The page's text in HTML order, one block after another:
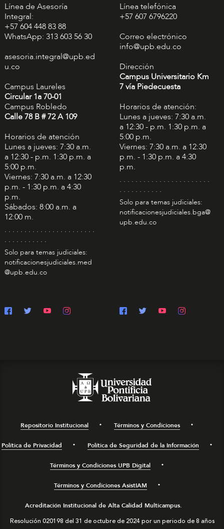
Línea de Asesoría
Integral:
+57 604 448 83 88
WhatsApp: 313 603 56 30
asesoria.integral@upb.ed
u.co
Campus Laureles
Circular 1a 70-01
Campus Robledo
Calle 78 B # 72 A 109
Horarios de atención
Lunes a jueves: 7:30 a.m.
a 12:30 - p.m. 1:30 p.m. a
5:00 p.m.
Viernes: 7:30 a.m. a 12:30
p.m. - 1:30 p.m. a 4:30
p.m.
Sábados: 8:00 a.m. a
12:00 m.
. . . . . . . . . . . . . . . . . . . . . . .
. . . . . . . . . . .
Solo para temas judiciales:
notificacionesjudiciales.med
@upb.edu.co
Línea telefónica
+57 607 6796220
Correo electrónico
info@upb.edu.co
Dirección
Campus Universitario Km
7 vía Piedecuesta
Horarios de atención:
Lunes a jueves: 7:30 a.m.
a 12:30 - p.m. 1:30 p.m. a
5:00 p.m.
Viernes: 7:30 a.m. a 12:30
p.m. - 1:30 p.m. a 4:30
p.m.
. . . . . . . . . . . . . . . . . . . . . . .
. . . . . . . . . . .
Solo para temas judiciales:
notificacionesjudiciales.bga@
upb.edu.co
Repositorio Institucional Términos y Condiciones
Política de Privacidad Política de Seguridad de la Información
Términos y Condiciones UPB Digital
Términos y Condiciones AsistIAM
Acreditación Institucional de Alta Calidad Multicampus.
Resolución 020198 del 31 de octubre de 2024 por un periodo de 8 años